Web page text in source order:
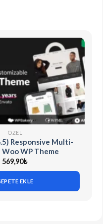
ÖZEL
Responsive Multi-
Woo WP Theme
569,90₺
EKLE